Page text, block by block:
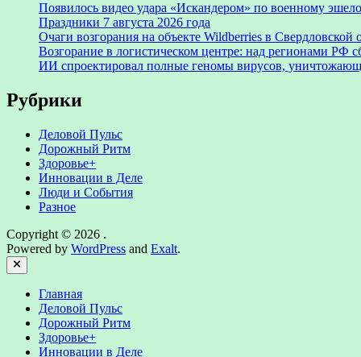
Появилось видео удара «Искандером» по военному
Праздники 7 августа 2026 года
Очаги возгорания на объекте Wildberries в Свердловской
Возгорание в логистическом центре: над регионами РФ
ИИ спроектировал полные геномы вирусов,
Рубрики
Деловой Пульс
Дорожный Ритм
Здоровье+
Инновации в Деле
Люди и События
Разное
Copyright © 2026 .
Powered by WordPress and Exalt.
Close
Главная
Деловой Пульс
Дорожный Ритм
Здоровье+
Инновации в Деле